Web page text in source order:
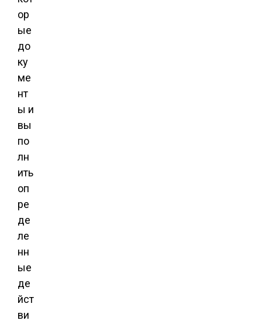
ор
ые
до
ку
ме
нт
ы и
вы
по
лн
ить
оп
ре
де
ле
нн
ые
де
йст
ви